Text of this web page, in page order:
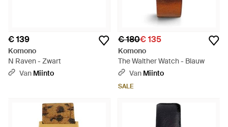
€ 139
Komono
N Raven - Zwart
Van Miinto
€ 180€ 135
Komono
The Walther Watch - Blauw
Van Miinto
SALE